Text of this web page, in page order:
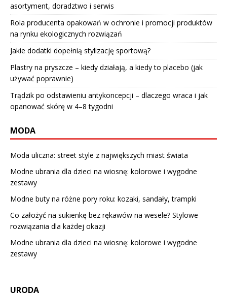
asortyment, doradztwo i serwis
Rola producenta opakowań w ochronie i promocji produktów
na rynku ekologicznych rozwiązań
Jakie dodatki dopełnią stylizację sportową?
Plastry na pryszcze – kiedy działają, a kiedy to placebo (jak
używać poprawnie)
Trądzik po odstawieniu antykoncepcji – dlaczego wraca i jak
opanować skórę w 4–8 tygodni
MODA
Moda uliczna: street style z największych miast świata
Modne ubrania dla dzieci na wiosnę: kolorowe i wygodne
zestawy
Modne buty na różne pory roku: kozaki, sandały, trampki
Co założyć na sukienkę bez rękawów na wesele? Stylowe
rozwiązania dla każdej okazji
Modne ubrania dla dzieci na wiosnę: kolorowe i wygodne
zestawy
URODA